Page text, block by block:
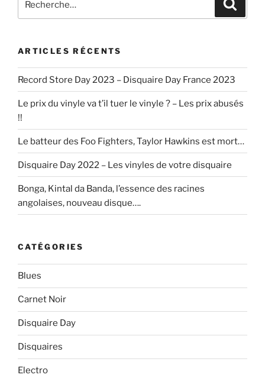
pour
ARTICLES RÉCENTS
Record Store Day 2023 – Disquaire Day France 2023
Le prix du vinyle va t’il tuer le vinyle ? – Les prix abusés
!!
Le batteur des Foo Fighters, Taylor Hawkins est mort…
Disquaire Day 2022 – Les vinyles de votre disquaire
Bonga, Kintal da Banda, l’essence des racines
angolaises, nouveau disque….
CATÉGORIES
Blues
Carnet Noir
Disquaire Day
Disquaires
Electro